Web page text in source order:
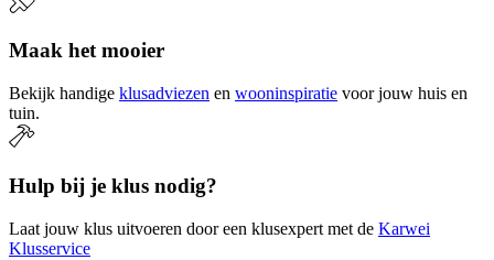
Maak het mooier
Bekijk handige klusadviezen en wooninspiratie voor jouw huis en
tuin.
Hulp bij je klus nodig?
Laat jouw klus uitvoeren door een klusexpert met de Karwei
Klusservice